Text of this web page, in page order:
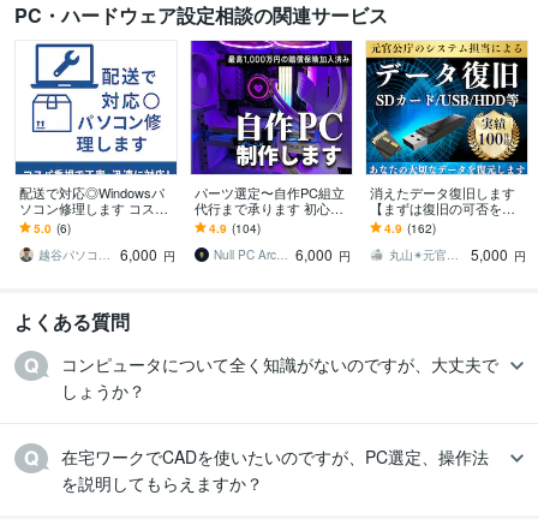
PC・ハードウェア設定相談の関連サービス
配送で対応◎Windowsパ
ソコン修理します コスパ
重視で丁寧・迅速に対
応！
5.0 (6)
越谷パソコンレスキュー隊
6,000 円
パーツ選定〜自作PC組立
代行まで承ります 初心者
でも安心！理想の自作PC
(自作パソコン)を丁寧に制
作
4.9 (104)
Null PC Architecture 6,000 円
消えたデータ復旧します
【まずは復旧の可否を診
断させて頂きます。】
4.9 (162)
丸山✴︎元官公庁システム担当
5,000 円
よくある質問
コンピュータについて全く知識がないのですが、大丈夫で
しょうか？
在宅ワークでCADを使いたいのですが、PC選定、操作法
を説明してもらえますか？